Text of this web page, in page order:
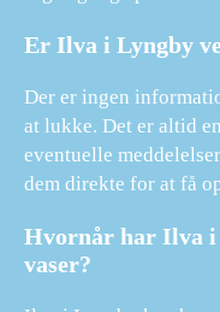
Er Ilva i Lyngby
Der er ingen
at lukke. Det er altid
eventuelle
dem direkte for at få
Hvornår har Ilva i
vaser?